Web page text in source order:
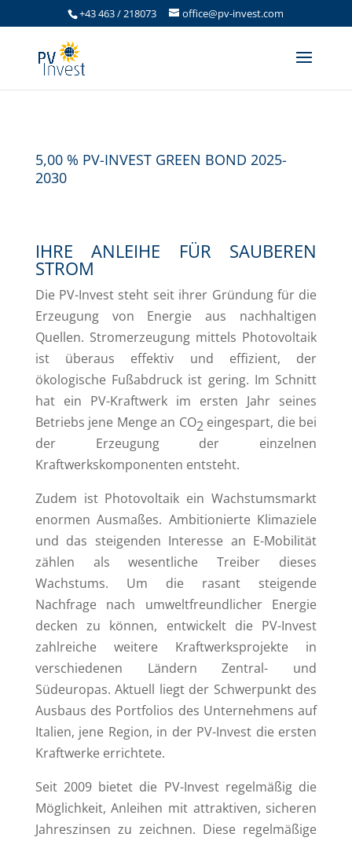
+43 463 / 218073 office@pv-invest.com
5,00 % PV-INVEST GREEN BOND 2025-
2030
IHRE ANLEIHE FÜR SAUBEREN
STROM
Die PV-Invest steht seit ihrer Gründung für die
Erzeugung von Energie aus nachhaltigen
Quellen. Stromerzeugung mittels Photovoltaik
ist überaus effektiv und effizient, der
ökologische Fußabdruck ist gering. Im Schnitt
hat ein PV-Kraftwerk im ersten Jahr seines
Betriebs jene Menge an CO2 eingespart, die bei
der Erzeugung der einzelnen
Kraftwerkskomponenten entsteht.
Zudem ist Photovoltaik ein Wachstumsmarkt
enormen Ausmaßes. Ambitionierte Klimaziele
und das steigenden Interesse an E-Mobilität
zählen als wesentliche Treiber dieses
Wachstums. Um die rasant steigende
Nachfrage nach umweltfreundlicher Energie
decken zu können, entwickelt die PV-Invest
zahlreiche weitere Kraftwerksprojekte in
verschiedenen Ländern Zentral- und
Südeuropas. Aktuell liegt der Schwerpunkt des
Ausbaus des Portfolios des Unternehmens auf
Italien, jene Region, in der PV-Invest die ersten
Kraftwerke errichtete.
Seit 2009 bietet die PV-Invest regelmäßig die
Möglichkeit, Anleihen mit attraktiven, sicheren
Jahreszinsen zu zeichnen. Diese regelmäßige